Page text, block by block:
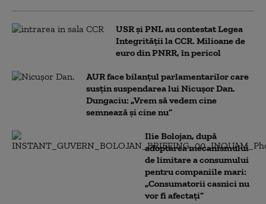
USR și PNL au contestat Legea
Integrității la CCR. Milioane de
euro din PNRR, în pericol
AUR face bilanțul parlamentarilor care
susțin suspendarea lui Nicușor Dan.
Dungaciu: „Vrem să vedem cine
semnează și cine nu”
Ilie Bolojan, după
adoptarea mecanismului
de limitare a consumului
pentru companiile mari:
„Consumatorii casnici nu
vor fi afectați”